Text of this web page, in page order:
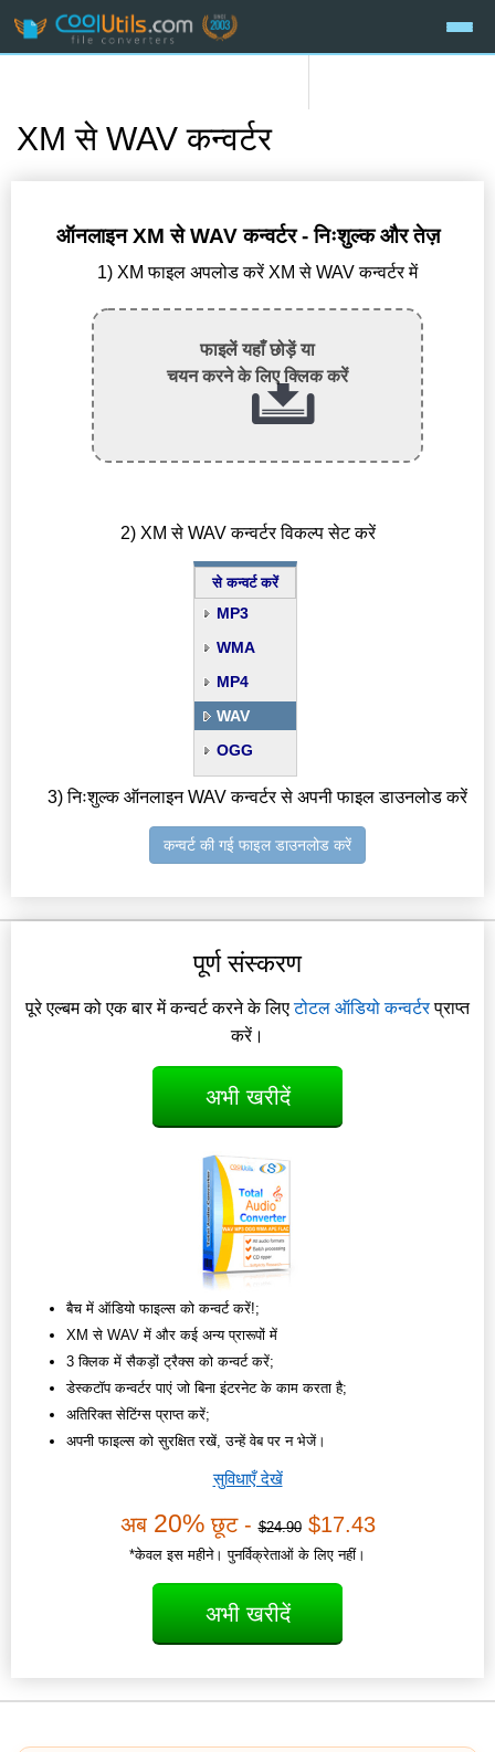
XM से WAV कन्वर्टर
ऑनलाइन XM से WAV कन्वर्टर - निःशुल्क और तेज़
1) XM फाइल अपलोड करें XM से WAV कन्वर्टर में
फाइलें यहाँ छोड़ें या
चयन करने के लिए क्लिक करें
2) XM से WAV कन्वर्टर विकल्प सेट करें
से कन्वर्ट करें
MP3
WMA
MP4
WAV
OGG
3) निःशुल्क ऑनलाइन WAV कन्वर्टर से अपनी फाइल डाउनलोड करें
कन्वर्ट की गई फाइल डाउनलोड करें
पूर्ण संस्करण
पूरे एल्बम को एक बार में कन्वर्ट करने के लिएटोटल ऑडियो कन्वर्टरप्राप्त
करें।
अभी खरीदें
बैच में ऑडियो फाइल्स को कन्वर्ट करें!;
XM से WAV में और कई अन्य प्रारूपों में
3 क्लिक में सैकड़ों ट्रैक्स को कन्वर्ट करें;
डेस्कटॉप कन्वर्टर पाएं जो बिना इंटरनेट के काम करता है;
अतिरिक्त सेटिंग्स प्राप्त करें;
अपनी फाइल्स को सुरक्षित रखें, उन्हें वेब पर न भेजें।
सुविधाएँ देखें
अब 20%छूट -$24.90$17.43
*केवल इस महीने। पुनर्विक्रेताओं के लिए नहीं।
अभी खरीदें